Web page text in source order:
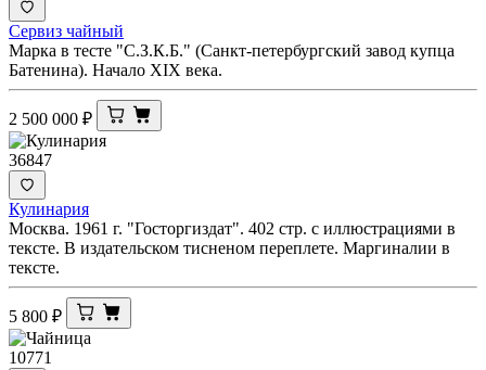
Сервиз чайный
Марка в тесте "С.З.К.Б." (Санкт-петербургский завод купца
Батенина). Начало XIX века.
2 500 000 ₽
36847
Кулинария
Москва. 1961 г. "Госторгиздат". 402 стр. с иллюстрациями в
тексте. В издательском тисненом переплете. Маргиналии в
тексте.
5 800 ₽
10771